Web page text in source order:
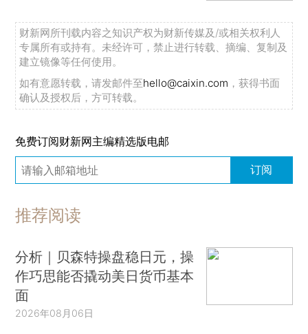
财新网所刊载内容之知识产权为财新传媒及/或相关权利人
专属所有或持有。未经许可，禁止进行转载、摘编、复制及
建立镜像等任何使用。
如有意愿转载，请发邮件至hello@caixin.com ，获得书面
确认及授权后，方可转载。
免费订阅财新网主编精选版电邮
订阅
推荐阅读
分析｜贝森特操盘稳日元，操
作巧思能否撬动美日货币基本
面
2026年08月06日